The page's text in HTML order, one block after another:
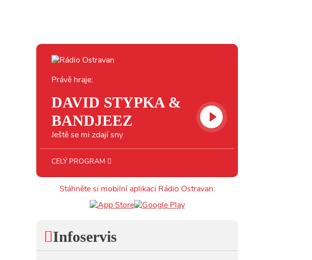
Právě hraje:
DAVID STYPKA &
BANDJEEZ
Ještě se mi zdají sny
CELÝ PROGRAM
Stáhněte si mobilní aplikaci Rádio Ostravan:
Infoservis